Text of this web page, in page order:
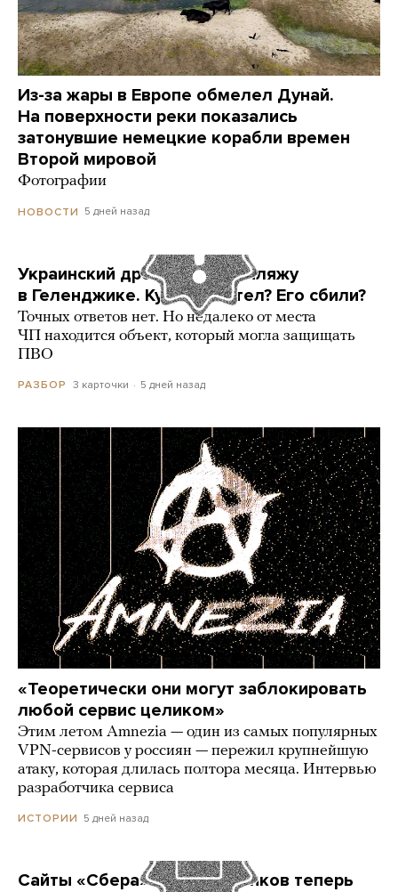
Из-за жары в Европе обмелел Дунай.
На поверхности реки показались
затонувшие немецкие корабли времен
Второй мировой
Фотографии
НОВОСТИ 5 дней назад
Украинский дрон попал по пляжу
в Геленджике. Куда он летел? Его сбили?
Точных ответов нет. Но недалеко от места
ЧП находится объект, который могла защищать
ПВО
РАЗБОР 3 карточки 5 дней назад
«Теоретически они могут заблокировать
любой сервис целиком»
Этим летом Amnezia — один из самых популярных
VPN-сервисов у россиян — пережил крупнейшую
атаку, которая длилась полтора месяца. Интервью
разработчика сервиса
ИСТОРИИ 5 дней назад
Сайты «Сбера» и других банков теперь